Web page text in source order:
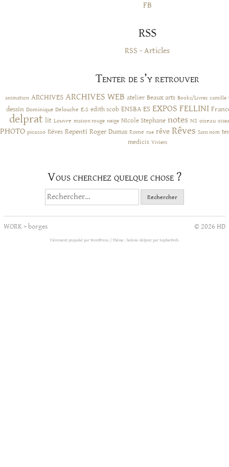
FB
RSS
RSS - Articles
Tenter de s’y retrouver
animation ARCHIVES ARCHIVES WEB atelier Beaux arts Books/Livres camille
dessin Dominique Delouche E.S edith scob ENSBA ES EXPOS FELLINI
delprat lit Louvre maison rouge neige NIcole Stephane notes NS oiseau
PHOTO picasso Rêves Repenti Roger Dumas Rome rue rêve Rêves Sans nom
medicis Viviers
Vous cherchez quelque chose ?
Rechercher :
WORK> borges © 2026 HD
Fièrement propulsé par WordPress. Thème : helene-delprat par SophieWeb.